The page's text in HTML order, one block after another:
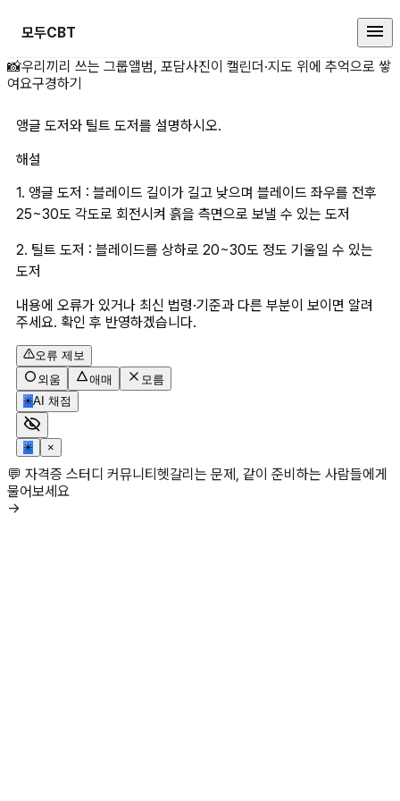
모두CBT
앵글 도저와 틸트 도저를 설명하시
📸우리끼리 쓰는 그룹앨범, 포담사진이 캘린더·지도 위에 추억으로 쌓
여요구경하기
앵글 도저와 틸트 도저를 설명하시오.
해설
1. 앵글 도저 : 블레이드 길이가 길고 낮으며 블레이드 좌우를 전후
25~30도 각도로 회전시켜 흙을 측면으로 보낼 수 있는 도저
2. 틸트 도저 : 블레이드를 상하로 20~30도 정도 기울일 수 있는
도저
내용에 오류가 있거나 최신 법령·기준과 다른 부분이 보이면 알려
주세요. 확인 후 반영하겠습니다.
오류 제보
외움
애매
모름
✳AI 채점
✳ ×
💬 자격증 스터디 커뮤니티헷갈리는 문제, 같이 준비하는 사람들에게
물어보세요
→